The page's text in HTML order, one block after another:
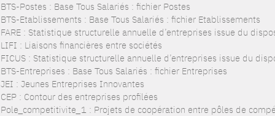
BTS-Postes : Base Tous Salariés : fichier Postes
BTS-Etablissements : Base Tous Salariés : fichier Etablissements
FARE : Statistique structurelle annuelle d’entreprises issue du
LIFI : Liaisons financières entre sociétés
FICUS : Statistique structurelle annuelle d’entreprises issue du
BTS-Entreprises : Base Tous Salariés : fichier Entreprises
JEI : Jeunes Entreprises Innovantes
CEP : Contour des entreprises profilées
Pole_competitivite_1 : Projets de coopération entre pôles de